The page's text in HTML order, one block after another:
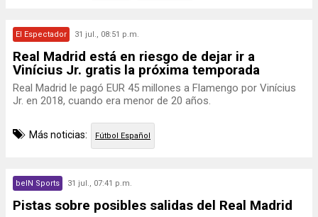
El Espectador 31 jul., 08:51 p.m.
Real Madrid está en riesgo de dejar ir a
Vinícius Jr. gratis la próxima temporada
Real Madrid le pagó EUR 45 millones a Flamengo por Vinícius
Jr. en 2018, cuando era menor de 20 años.
Más noticias: Fútbol Español
beIN Sports 31 jul., 07:41 p.m.
Pistas sobre posibles salidas del Real Madrid